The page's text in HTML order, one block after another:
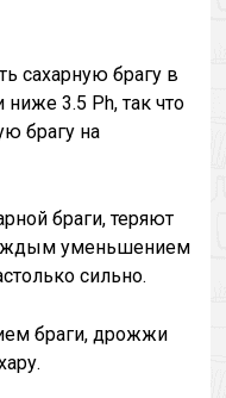
сахарную брагу в
3.5 Ph, так что
брагу на
браги, теряют
уменьшением
сильно.
браги, дрожжи